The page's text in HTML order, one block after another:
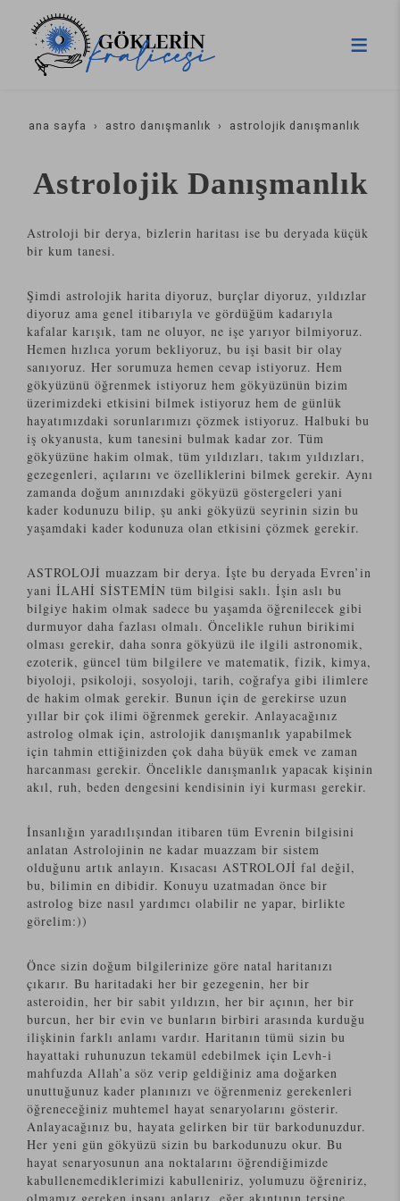
ana sayfa astro danışmanlık astrolojik danışmanlık
Astrolojik Danışmanlık
Astroloji bir derya, bizlerin haritası ise bu deryada küçük
bir kum tanesi.
Şimdi astrolojik harita diyoruz, burçlar diyoruz, yıldızlar
diyoruz ama genel itibarıyla ve gördüğüm kadarıyla
kafalar karışık, tam ne oluyor, ne işe yarıyor bilmiyoruz.
Hemen hızlıca yorum bekliyoruz, bu işi basit bir olay
sanıyoruz. Her sorumuza hemen cevap istiyoruz. Hem
gökyüzünü öğrenmek istiyoruz hem gökyüzünün bizim
üzerimizdeki etkisini bilmek istiyoruz hem de günlük
hayatımızdaki sorunlarımızı çözmek istiyoruz. Halbuki bu
iş okyanusta, kum tanesini bulmak kadar zor. Tüm
gökyüzüne hakim olmak, tüm yıldızları, takım yıldızları,
gezegenleri, açılarını ve özelliklerini bilmek gerekir. Aynı
zamanda doğum anınızdaki gökyüzü göstergeleri yani
kader kodunuzu bilip, şu anki gökyüzü seyrinin sizin bu
yaşamdaki kader kodunuza olan etkisini çözmek gerekir.
ASTROLOJİ muazzam bir derya. İşte bu deryada Evren’in
yani İLAHİ SİSTEMİN tüm bilgisi saklı. İşin aslı bu
bilgiye hakim olmak sadece bu yaşamda öğrenilecek gibi
durmuyor daha fazlası olmalı. Öncelikle ruhun birikimi
olması gerekir, daha sonra gökyüzü ile ilgili astronomik,
ezoterik, güncel tüm bilgilere ve matematik, fizik, kimya,
biyoloji, psikoloji, sosyoloji, tarih, coğrafya gibi ilimlere
de hakim olmak gerekir. Bunun için de gerekirse uzun
yıllar bir çok ilimi öğrenmek gerekir. Anlayacağınız
astrolog olmak için, astrolojik danışmanlık yapabilmek
için tahmin ettiğinizden çok daha büyük emek ve zaman
harcanması gerekir. Öncelikle danışmanlık yapacak kişinin
akıl, ruh, beden dengesini kendisinin iyi kurması gerekir.
İnsanlığın yaradılışından itibaren tüm Evrenin bilgisini
anlatan Astrolojinin ne kadar muazzam bir sistem
olduğunu artık anlayın. Kısacası ASTROLOJİ fal değil,
bu, bilimin en dibidir. Konuyu uzatmadan önce bir
astrolog bize nasıl yardımcı olabilir ne yapar, birlikte
görelim:))
Önce sizin doğum bilgilerinize göre natal haritanızı
çıkarır. Bu haritadaki her bir gezegenin, her bir
asteroidin, her bir sabit yıldızın, her bir açının, her bir
burcun, her bir evin ve bunların birbiri arasında kurduğu
ilişkinin farklı anlamı vardır. Haritanın tümü sizin bu
hayattaki ruhunuzun tekamül edebilmek için Levh-i
mahfuzda Allah’a söz verip geldiğiniz ama doğarken
unuttuğunuz kader planınızı ve öğrenmeniz gerekenleri
öğreneceğiniz muhtemel hayat senaryolarını gösterir.
Anlayacağınız bu, hayata gelirken bir tür barkodunuzdur.
Her yeni gün gökyüzü sizin bu barkodunuzu okur. Bu
hayat senaryosunun ana noktalarını öğrendiğimizde
kabullenemediklerimizi kabulleniriz, yolumuzu öğreniriz,